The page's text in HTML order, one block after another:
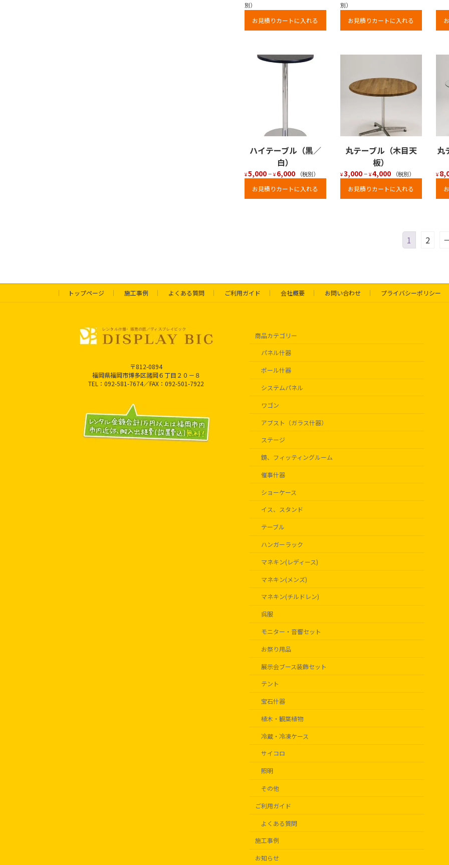
別）
お見積りカートに入れる
別）
お見積りカートに入れる
ハイテーブル（黒／
白）
¥5,000– ¥ 6,000 （税別）
お見積りカートに入れる
丸テーブル（木目天
板）
¥3,000– ¥4,000 （税別）
お見積りカートに入れる
丸
¥
1 2
トップページ 施工事例 よくある質問 ご利用ガイド 会社概要 お問い合わせ プライバシーポリシー
〒812-0894
福岡県福岡市博多区諸岡６丁目２０－８
TEL：092-581-7674／FAX：092-501-7922
商品カテゴリー
パネル什器
ポール什器
システムパネル
ワゴン
アブスト（ガラス什器）
ステージ
鏡、フィッティングルーム
催事什器
ショーケース
イス、スタンド
テーブル
ハンガーラック
マネキン(レディース)
マネキン(メンズ)
マネキン(チルドレン)
呉服
モニター・音響セット
お祭り用品
展示会ブース装飾セット
テント
宝石什器
植木・観葉植物
冷蔵・冷凍ケース
サイコロ
照明
その他
ご利用ガイド
よくある質問
施工事例
お知らせ